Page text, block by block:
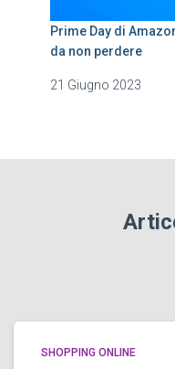
Prime Day di
da non perdere
21 Giugno 2023
SHOPPING ONLINE